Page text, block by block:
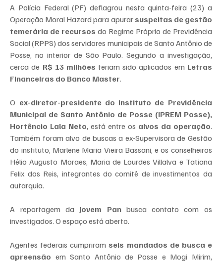
A Polícia Federal (PF) deflagrou nesta quinta-feira (23) a
Operação Moral Hazard para apurar suspeitas de gestão
temerária de recursos do Regime Próprio de Previdência
Social (RPPS) dos servidores municipais de Santo Antônio de
Posse, no interior de São Paulo. Segundo a investigação,
cerca de R$ 13 milhões teriam sido aplicados em Letras
Financeiras do Banco Master.
O ex-diretor-presidente do Instituto de Previdência
Municipal de Santo Antônio de Posse (IPREM Posse),
Hortêncio Lala Neto, está entre os alvos da operação.
Também foram alvo de buscas a ex-Supervisora de Gestão
do instituto, Marlene Maria Vieira Bassani, e os conselheiros
Hélio Augusto Moraes, Maria de Lourdes Villalva e Tatiana
Felix dos Reis, integrantes do comitê de investimentos da
autarquia.
A reportagem da Jovem Pan busca contato com os
investigados. O espaço está aberto.
Agentes federais cumpriram seis mandados de busca e
apreensão em Santo Antônio de Posse e Mogi Mirim,